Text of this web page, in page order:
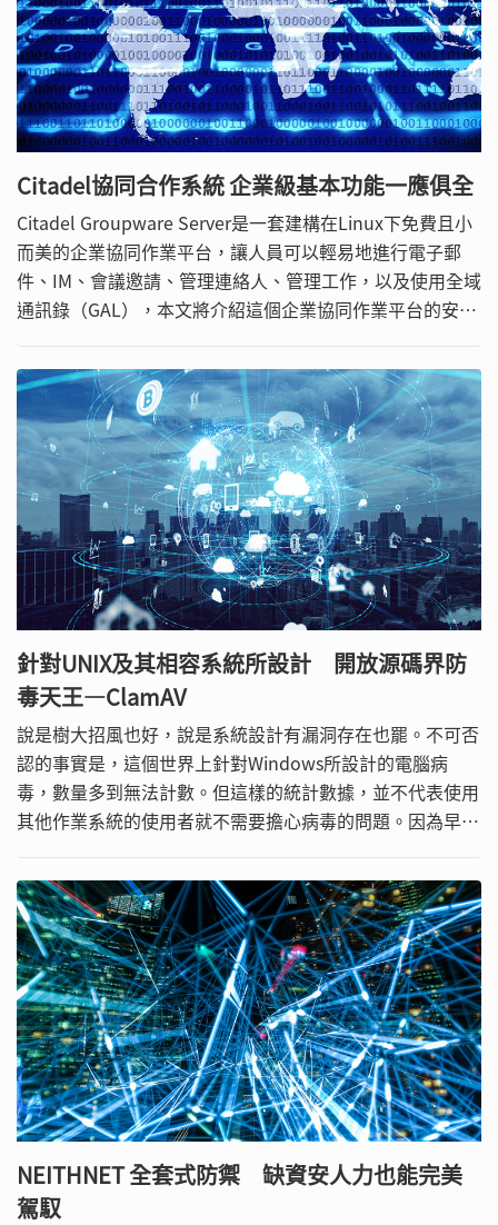
Citadel協同合作系統 企業級基本功能一應俱全
Citadel Groupware Server是一套建構在Linux下免費且小
而美的企業協同作業平台，讓人員可以輕易地進行電子郵
件、IM、會議邀請、管理連絡人、管理工作，以及使用全域
通訊錄（GAL），本文將介紹這個企業協同作業平台的安
針對UNIX及其相容系統所設計 開放源碼界防
毒天王—ClamAV
說是樹大招風也好，說是系統設計有漏洞存在也罷。不可否
認的事實是，這個世界上針對Windows所設計的電腦病
毒，數量多到無法計數。但這樣的統計數據，並不代表使用
其他作業系統的使用者就不需要擔心病毒的問題。因為早已
擊，差別只在於數量的多寡而已。
NEITHNET 全套式防禦 缺資安人力也能完美
駕馭